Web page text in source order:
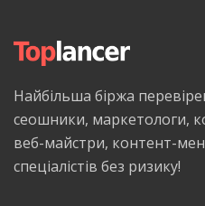
Найбільша біржа
сеошники, маркетологи,
веб-майстри, контент-
спеціалістів без ризику!